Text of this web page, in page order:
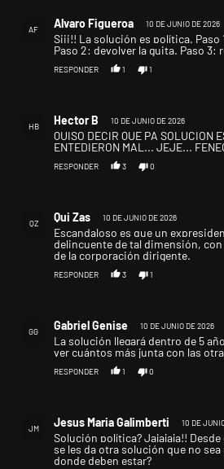
AF Alvaro Figueroa 10 DE JUNIO DE 2026
Siii!! La solución es política. Paso
Paso 2: devolver la guita. Paso 3:
RESPONDER 1 1
HB Hector B 10 DE JUNIO DE 2026
QUISO DECIR QUE PA SOLUCION
ENTEDIERON MAL... JEJE...
RESPONDER 3 0
QZ Qui Zas 10 DE JUNIO DE 2026
Escandaloso es que un
delincuente de tal dimensión,
de la corporación dirigente.
RESPONDER 3 1
GG Gabriel Genise 10 DE JUNIO DE 2026
La solución llegará dentro de 5
ver cuántos más junta con las
RESPONDER 1 0
JM Jesus Maria Galimberti 10 DE
Solución política? Jajajaja!!
se les da otra solución que no
donde deben estar?